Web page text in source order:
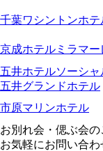
千葉ワシントンホテ
京成ホテルミラマー
五井ホテルソーシャ
五井グランドホテル
市原マリンホテル
お別れ会・偲ぶ会
お気軽にお問い合